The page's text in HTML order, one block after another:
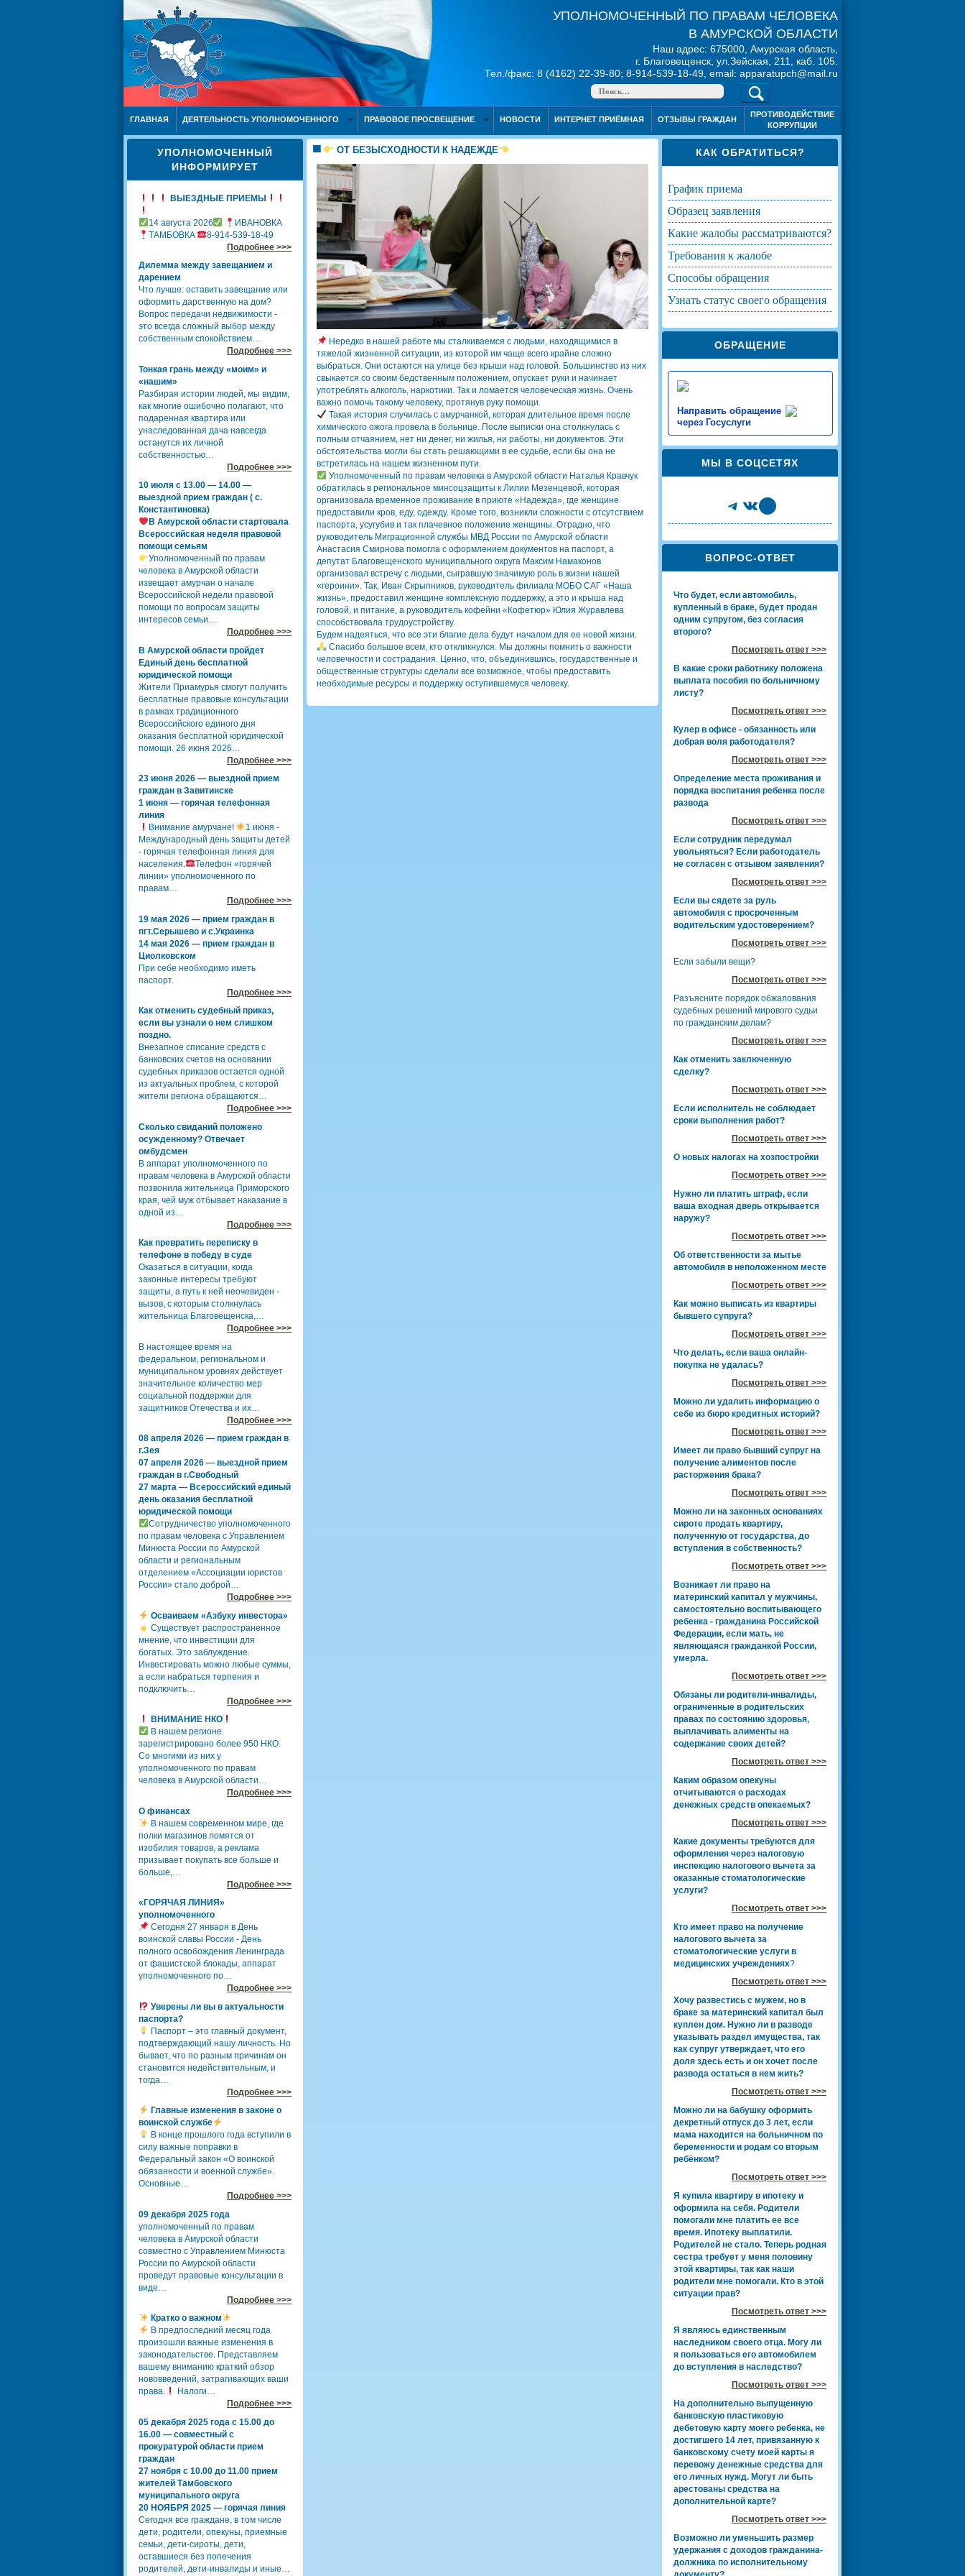
УПОЛНОМОЧЕННЫЙ ПО ПРАВАМ ЧЕЛОВЕКА
В АМУРСКОЙ ОБЛАСТИ
Наш адрес: 675000, Амурская область,
г. Благовещенск, ул.Зейская, 211, каб. 105.
Тел./факс: 8 (4162) 22-39-80; 8-914-539-18-49, email: apparatupch@mail.ru
ГЛАВНАЯ ДЕЯТЕЛЬНОСТЬ УПОЛНОМОЧЕННОГО ПРАВОВОЕ ПРОСВЕЩЕНИЕ НОВОСТИ ИНТЕРНЕТ ПРИЁМНАЯ ОТЗЫВЫ ГРАЖДАН
ПРОТИВОДЕЙСТВИЕ
КОРРУПЦИИ
УПОЛНОМОЧЕННЫЙ
ИНФОРМИРУЕТ
ВЫЕЗДНЫЕ ПРИЕМЫ
14 августа 2026
ИВАНОВКА
ТАМБОВКА
8-914-539-18-49
Подробнее >>>
Дилемма между завещанием и
дарением
Что лучше: оставить завещание или
оформить дарственную на дом?
Вопрос передачи недвижимости -
это всегда сложный выбор между
собственным спокойствием…
Подробнее >>>
Тонкая грань между «моим» и
«нашим»
Разбирая истории людей, мы видим,
как многие ошибочно полагают, что
подаренная квартира или
унаследованная дача навсегда
останутся их личной
собственностью…
Подробнее >>>
10 июля с 13.00 — 14.00 —
выездной прием граждан ( с.
Константиновка)
В Амурской области стартовала
Всероссийская неделя правовой
помощи семьям
Уполномоченный по правам
человека в Амурской области
извещает амурчан о начале
Всероссийской недели правовой
помощи по вопросам защиты
интересов семьи.…
Подробнее >>>
В Амурской области пройдет
Единый день бесплатной
юридической помощи
Жители Приамурья смогут получить
бесплатные правовые консультации
в рамках традиционного
Всероссийского единого дня
оказания бесплатной юридической
помощи. 26 июня 2026…
Подробнее >>>
23 июня 2026 — выездной прием
граждан в Завитинске
1 июня — горячая телефонная
линия
Внимание амурчане!
1 июня -
Международный день защиты детей
- горячая телефонная линия для
населения.
Телефон «горячей
линии» уполномоченного по
правам…
Подробнее >>>
19 мая 2026 — прием граждан в
пгт.Серышево и с.Украинка
14 мая 2026 — прием граждан в
Циолковском
При себе необходимо иметь
паспорт.
Подробнее >>>
Как отменить судебный приказ,
если вы узнали о нем слишком
поздно.
Внезапное списание средств с
банковских счетов на основании
судебных приказов остается одной
из актуальных проблем, с которой
жители региона обращаются…
Подробнее >>>
Сколько свиданий положено
осужденному? Отвечает
омбудсмен
В аппарат уполномоченного по
правам человека в Амурской области
позвонила жительница Приморского
края, чей муж отбывает наказание в
одной из…
Подробнее >>>
Как превратить переписку в
телефоне в победу в суде
Оказаться в ситуации, когда
законные интересы требуют
защиты, а путь к ней неочевиден -
вызов, с которым столкнулась
жительница Благовещенска,…
Подробнее >>>
В настоящее время на
федеральном, региональном и
муниципальном уровнях действует
значительное количество мер
социальной поддержки для
защитников Отечества и их…
Подробнее >>>
08 апреля 2026 — прием граждан в
г.Зея
07 апреля 2026 — выездной прием
граждан в г.Свободный
27 марта — Всероссийский единый
день оказания бесплатной
юридической помощи
Сотрудничество уполномоченного
по правам человека с Управлением
Минюста России по Амурской
области и региональным
отделением «Ассоциации юристов
России» стало доброй…
Подробнее >>>
Осваиваем «Азбуку инвестора»
Существует распространенное
мнение, что инвестиции для
богатых. Это заблуждение.
Инвестировать можно любые суммы,
а если набраться терпения и
подключить…
Подробнее >>>
ВНИМАНИЕ НКО
В нашем регионе
зарегистрировано более 950 НКО.
Со многими из них у
уполномоченного по правам
человека в Амурской области…
Подробнее >>>
О финансах
В нашем современном мире, где
полки магазинов ломятся от
изобилия товаров, а реклама
призывает покупать все больше и
больше,…
Подробнее >>>
«ГОРЯЧАЯ ЛИНИЯ»
уполномоченного
Сегодня 27 января в День
воинской славы России - День
полного освобождения Ленинграда
от фашистской блокады, аппарат
уполномоченного по…
Подробнее >>>
Уверены ли вы в актуальности
паспорта?
Паспорт – это главный документ,
подтверждающий нашу личность. Но
бывает, что по разным причинам он
становится недействительным, и
тогда…
Подробнее >>>
Главные изменения в законе о
воинской службе
В конце прошлого года вступили в
силу важные поправки в
Федеральный закон «О воинской
обязанности и военной службе».
Основные…
Подробнее >>>
09 декабря 2025 года
уполномоченный по правам
человека в Амурской области
совместно с Управлением Минюста
России по Амурской области
проведут правовые консультации в
виде…
Подробнее >>>
Кратко о важном
В предпоследний месяц года
произошли важные изменения в
законодательстве. Представляем
вашему вниманию краткий обзор
нововведений, затрагивающих ваши
права.
Налоги…
Подробнее >>>
05 декабря 2025 года с 15.00 до
16.00 — совместный с
прокуратурой области прием
граждан
27 ноября с 10.00 до 11.00 прием
жителей Тамбовского
муниципального округа
20 НОЯБРЯ 2025 — горячая линия
Сегодня все граждане, в том числе
дети, родители, опекуны, приемные
семьи, дети-сироты, дети,
оставшиеся без попечения
родителей, дети-инвалиды и иные…
ОТ БЕЗЫСХОДНОСТИ К НАДЕЖДЕ
Нередко в нашей работе мы сталкиваемся с людьми, находящимися в
тяжелой жизненной ситуации, из которой им чаще всего крайне сложно
выбраться. Они остаются на улице без крыши над головой. Большинство из них
свыкается со своим бедственным положением, опускает руки и начинает
употреблять алкоголь, наркотики. Так и ломается человеческая жизнь. Очень
важно помочь такому человеку, протянув руку помощи.
Такая история случилась с амурчанкой, которая длительное время после
химического ожога провела в больнице. После выписки она столкнулась с
полным отчаянием, нет ни денег, ни жилья, ни работы, ни документов. Эти
обстоятельства могли бы стать решающими в ее судьбе, если бы она не
встретилась на нашем жизненном пути.
Уполномоченный по правам человека в Амурской области Наталья Кравчук
обратилась в региональное минсоцзащиты к Лилии Мезенцевой, которая
организовала временное проживание в приюте «Надежда», где женщине
предоставили кров, еду, одежду. Кроме того, возникли сложности с отсутствием
паспорта, усугубив и так плачевное положение женщины. Отрадно, что
руководитель Миграционной службы МВД России по Амурской области
Анастасия Смирнова помогла с оформлением документов на паспорт, а
депутат Благовещенского муниципального округа Максим Намаконов
организовал встречу с людьми, сыгравшую значимую роль в жизни нашей
«героини». Так, Иван Скрыпников, руководитель филиала МОБО САГ «Наша
жизнь», предоставил женщине комплексную поддержку, а это и крыша над
головой, и питание, а руководитель кофейни «Кофетюр» Юлия Журавлева
способствовала трудоустройству.
Будем надеяться, что все эти благие дела будут началом для ее новой жизни.
Спасибо большое всем, кто откликнулся. Мы должны помнить о важности
человечности и сострадания. Ценно, что, объединившись, государственные и
общественные структуры сделали все возможное, чтобы предоставить
необходимые ресурсы и поддержку оступившемуся человеку.
КАК ОБРАТИТЬСЯ?
график приема
образец заявления
какие жалобы рассматриваются?
требования к жалобе
способы обращения
узнать статус своего обращения
ОБРАЩЕНИЕ
Направить обращение
через Госуслуги
МЫ В СОЦСЕТЯХ
Telegram
VKShare Icon
ВОПРОС-ОТВЕТ
Что будет, если автомобиль,
купленный в браке, будет продан
одним супругом, без согласия
второго?
Посмотреть ответ >>>
В какие сроки работнику положена
выплата пособия по больничному
листу?
Посмотреть ответ >>>
Кулер в офисе - обязанность или
добрая воля работодателя?
Посмотреть ответ >>>
Определение места проживания и
порядка воспитания ребенка после
развода
Посмотреть ответ >>>
Если сотрудник передумал
увольняться? Если работодатель
не согласен с отзывом заявления?
Посмотреть ответ >>>
Если вы сядете за руль
автомобиля с просроченным
водительским удостоверением?
Посмотреть ответ >>>
Если забыли вещи?
Посмотреть ответ >>>
Разъясните порядок обжалования
судебных решений мирового судьи
по гражданским делам?
Посмотреть ответ >>>
Как отменить заключенную
сделку?
Посмотреть ответ >>>
Если исполнитель не соблюдает
сроки выполнения работ?
Посмотреть ответ >>>
О новых налогах на хозпостройки
Посмотреть ответ >>>
Нужно ли платить штраф, если
ваша входная дверь открывается
наружу?
Посмотреть ответ >>>
Об ответственности за мытье
автомобиля в неположенном месте
Посмотреть ответ >>>
Как можно выписать из квартиры
бывшего супруга?
Посмотреть ответ >>>
Что делать, если ваша онлайн-
покупка не удалась?
Посмотреть ответ >>>
Можно ли удалить информацию о
себе из бюро кредитных историй?
Посмотреть ответ >>>
Имеет ли право бывший супруг на
получение алиментов после
расторжения брака?
Посмотреть ответ >>>
Можно ли на законных основаниях
сироте продать квартиру,
полученную от государства, до
вступления в собственность?
Посмотреть ответ >>>
Возникает ли право на
материнский капитал у мужчины,
самостоятельно воспитывающего
ребенка - гражданина Российской
Федерации, если мать, не
являющаяся гражданкой России,
умерла.
Посмотреть ответ >>>
Обязаны ли родители-инвалиды,
ограниченные в родительских
правах по состоянию здоровья,
выплачивать алименты на
содержание своих детей?
Посмотреть ответ >>>
Каким образом опекуны
отчитываются о расходах
денежных средств опекаемых?
Посмотреть ответ >>>
Какие документы требуются для
оформления через налоговую
инспекцию налогового вычета за
оказанные стоматологические
услуги?
Посмотреть ответ >>>
Кто имеет право на получение
налогового вычета за
стоматологические услуги в
медицинских учреждениях?
Посмотреть ответ >>>
Хочу развестись с мужем, но в
браке за материнский капитал был
куплен дом. Нужно ли в разводе
указывать раздел имущества, так
как супруг утверждает, что его
доля здесь есть и он хочет после
развода остаться в нем жить?
Посмотреть ответ >>>
Можно ли на бабушку оформить
декретный отпуск до 3 лет, если
мама находится на больничном по
беременности и родам со вторым
ребёнком?
Посмотреть ответ >>>
Я купила квартиру в ипотеку и
оформила на себя. Родители
помогали мне платить ее все
время. Ипотеку выплатили.
Родителей не стало. Теперь родная
сестра требует у меня половину
этой квартиры, так как наши
родители мне помогали. Кто в этой
ситуации прав?
Посмотреть ответ >>>
Я являюсь единственным
наследником своего отца. Могу ли
я пользоваться его автомобилем
до вступления в наследство?
Посмотреть ответ >>>
На дополнительно выпущенную
банковскую пластиковую
дебетовую карту моего ребенка, не
достигшего 14 лет, привязанную к
банковскому счету моей карты я
перевожу денежные средства для
его личных нужд. Могут ли быть
арестованы средства на
дополнительной карте?
Посмотреть ответ >>>
Возможно ли уменьшить размер
удержания с доходов гражданина-
должника по исполнительному